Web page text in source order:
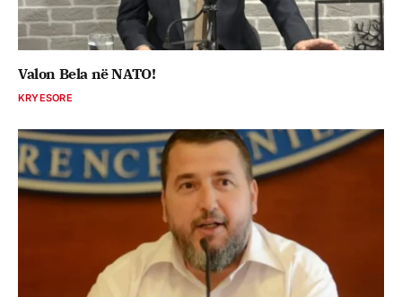
Valon Bela në NATO!
KRYESORE